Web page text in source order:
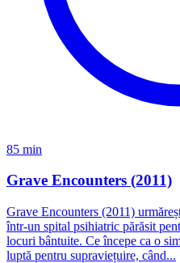
85 min
Grave Encounters (2011)
Grave Encounters (2011)
într-un spital psihiatric părăsit
locuri bântuite. Ce începe ca o
luptă pentru supraviețuire, când...